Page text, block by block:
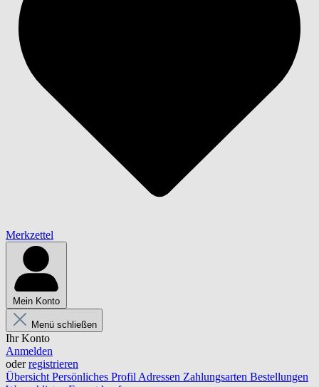
Merkzettel
Mein Konto
Menü schließen
Ihr Konto
Anmelden
oderregistrieren
Übersicht Persönliches Profil Adressen Zahlungsarten Bestellungen